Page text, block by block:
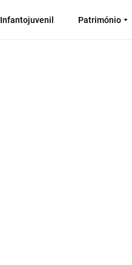
Infantojuvenil Património